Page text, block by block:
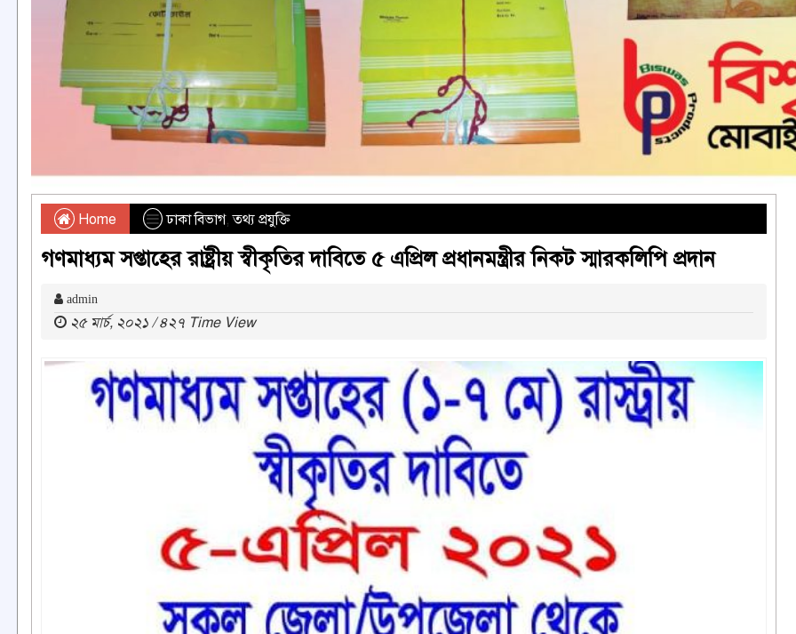
Home ঢাকা বিভাগ,তথ্য প্রযুক্তি
গণমাধ্যম সপ্তাহের রাষ্ট্রীয় স্বীকৃতির দাবিতে ৫ এপ্রিল প্রধানমন্ত্রীর নিকট স্মারকলিপি প্রদান
admin
২৫ মার্চ, ২০২১ / ৪২৭ Time View